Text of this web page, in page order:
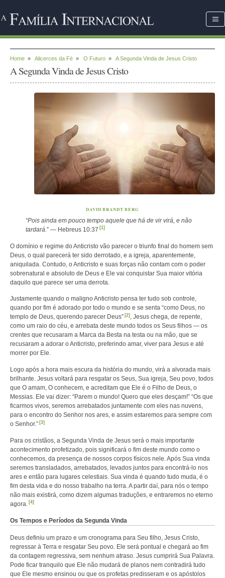
Home » Alicerces da Fé » O Futuro » A Segunda Vinda de Jesus Cristo
A Segunda Vinda de Jesus Cristo
DAVID BRANDT BERG
“Pois ainda em pouco tempo aquele que há de vir virá, e não
tardará.” — Hebreus 10:37 [1]
O domínio e regime do Anticristo vão parecer o triunfo final do homem sem
Deus, o qual parecerá ter sido derrotado, e a igreja, aparentemente,
aniquilada. Contudo, o Anticristo e suas forças não contam com o poder
sobrenatural e absoluto de Deus e Ele vai conquistar Sua maior vitória
daquilo que parece ser uma derrota.
Justamente quando o maligno Anticristo pensa ter tudo sob controle,
quando por fim é adorado por todo o mundo e se senta “como Deus, no
templo de Deus, querendo parecer Deus” [2], Jesus chega, de repente,
como um raio do céu, e arrebata deste mundo todos os Seus filhos — os
crentes que recusaram a Marca da Besta na testa ou na mão, que se
recusaram a adorar o Anticristo, preferindo amar, viver para Jesus e até
morrer por Ele.
Logo após a hora mais escura da história do mundo, virá a alvorada mais
brilhante. Jesus voltará para resgatar os Seus, Sua igreja, Seu povo, todos
que O amam, O conhecem, e acreditam que Ele é o Filho de Deus, o
Messias. Ele vai dizer: “Parem o mundo! Quero que eles desçam!” “Os que
ficarmos vivos, seremos arrebatados juntamente com eles nas nuvens,
para o encontro do Senhor nos ares, e assim estaremos para sempre com
o Senhor.” [3]
Para os cristãos, a Segunda Vinda de Jesus será o mais importante
acontecimento profetizado, pois significará o fim deste mundo como o
conhecemos, da presença de nossos corpos físicos nele. Após Sua vinda
seremos transladados, arrebatados, levados juntos para encontrá-lo nos
ares e então para lugares celestiais. Sua vinda é quando tudo muda, é o
fim desta vida e do nosso trabalho na terra. A partir daí, para nós o tempo
não mais existirá, como dizem algumas traduções, e entraremos no eterno
agora. [4]
Os Tempos e Períodos da Segunda Vinda
Deus definiu um prazo e um cronograma para Seu filho, Jesus Cristo,
regressar à Terra e resgatar Seu povo. Ele será pontual e chegará ao fim
da contagem regressiva, sem nenhum atraso. Jesus cumprirá Sua Palavra.
Pode ficar tranquilo que Ele não mudará de planos nem contradirá tudo
que Ele mesmo ensinou ou que os profetas predisseram e os apóstolos